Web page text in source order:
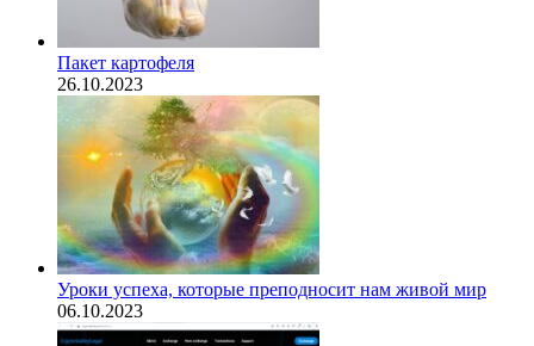
Пакет картофеля
26.10.2023
​Уроки успеха, которые преподносит нам живой мир
06.10.2023